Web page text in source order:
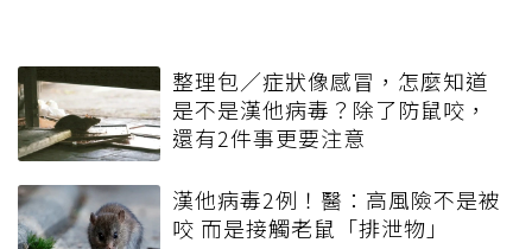
整理包／症狀像感冒，怎麼知道
是不是漢他病毒？除了防鼠咬，
還有2件事更要注意
漢他病毒2例！醫：高風險不是被
咬 而是接觸老鼠「排泄物」